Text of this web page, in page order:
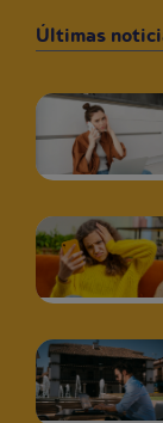
Últimas